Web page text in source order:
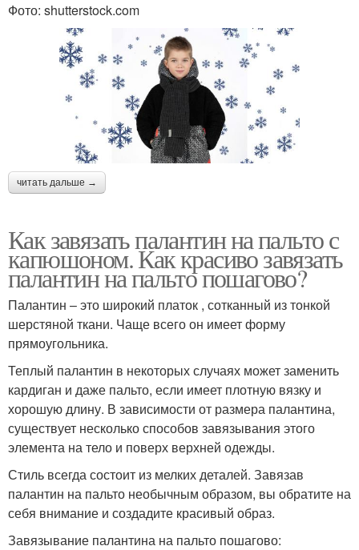
Фото: shutterstock.com
читать дальше →
Как завязать палантин на пальто с
капюшоном. Как красиво завязать
палантин на пальто пошагово?
Палантин – это широкий платок , сотканный из тонкой
шерстяной ткани. Чаще всего он имеет форму
прямоугольника.
Теплый палантин в некоторых случаях может заменить
кардиган и даже пальто, если имеет плотную вязку и
хорошую длину. В зависимости от размера палантина,
существует несколько способов завязывания этого
элемента на тело и поверх верхней одежды.
Стиль всегда состоит из мелких деталей. Завязав
палантин на пальто необычным образом, вы обратите на
себя внимание и создадите красивый образ.
Завязывание палантина на пальто пошагово: